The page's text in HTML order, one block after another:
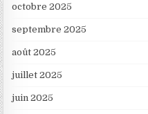
octobre 2025
septembre 2025
août 2025
juillet 2025
juin 2025